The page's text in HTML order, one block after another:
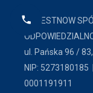
FINDESTNOW
ul. Pańska 96 /
NIP: 5273180185
0001191911